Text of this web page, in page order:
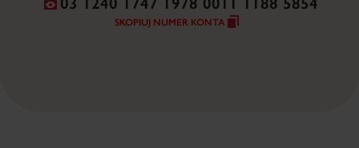
SKOPIUJ NUMER KONTA